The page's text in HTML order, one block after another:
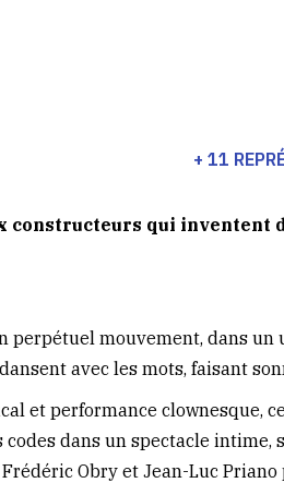
+ 11
qui inventent
perpétuel mouvement, dans un
avec les mots, faisant
et performance clownesque,
dans un spectacle intime,
Obry et Jean-Luc